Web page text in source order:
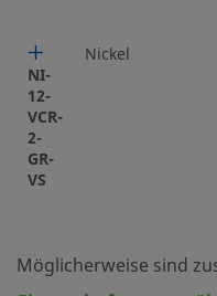
NI-
12-
VCR-
2-
GR-
VS
Nickel
Möglicherweise sind